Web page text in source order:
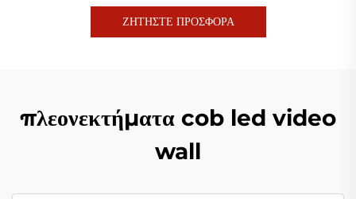
ΖΗΤΗΣΤΕ ΠΡΟΣΦΟΡΑ
πλεονεκτήματα cob led video
wall